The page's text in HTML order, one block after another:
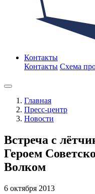
Контакты
Контакты Схема
Главная
Пресс-центр
Новости
Встреча с
Героем
Волком
6 октября 2013